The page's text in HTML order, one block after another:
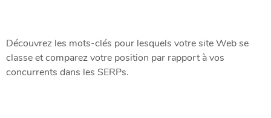
Découvrez les mots-clés pour lesquels votre site Web se
classe et comparez votre position par rapport à vos
concurrents dans les SERPs.